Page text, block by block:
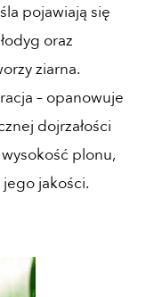
pojawiają się
oraz
ziarna.
– opanowuje
dojrzałości
plonu,
jakości.